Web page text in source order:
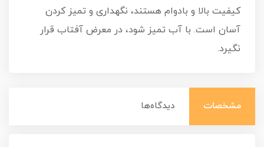
کیفیت بالا و بادوام هستند، نگهداری و تمیز کردن
آسان است. با آب تمیز شود، در معرض آفتاب قرار
نگیرد.
مشخصات دیدگاه‌ها